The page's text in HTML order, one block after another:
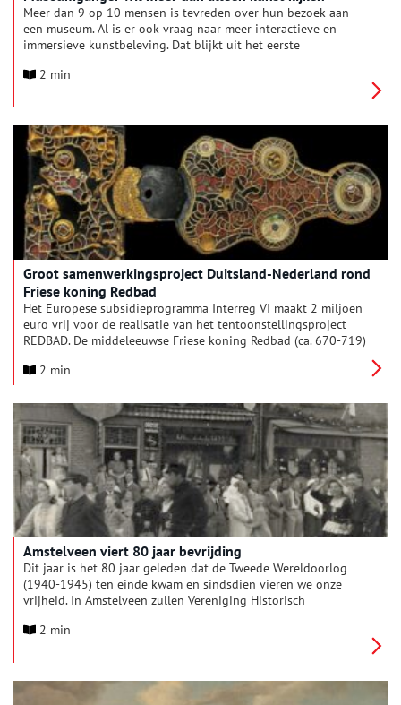
Meer dan 9 op 10 mensen is tevreden over hun bezoek aan
een museum. Al is er ook vraag naar meer interactieve en
immersieve kunstbeleving. Dat blijkt uit het eerste
publiekstevredenheid van musea. De studie is een
2 min
Groot samenwerkingsproject Duitsland-Nederland rond
Friese koning Redbad
Het Europese subsidieprogramma Interreg VI maakt 2 miljoen
euro vrij voor de realisatie van het tentoonstellingsproject
REDBAD. De middeleeuwse Friese koning Redbad (ca. 670-719)
Leeuwarden en Emden (Duitsland), in educatieprogramma’s in
publieksboek en in een ‘role playing game’.
2 min
Amstelveen viert 80 jaar bevrijding
Dit jaar is het 80 jaar geleden dat de Tweede Wereldoorlog
(1940-1945) ten einde kwam en sindsdien vieren we onze
vrijheid. In Amstelveen zullen Vereniging Historisch
de bezetting’) bij dit belangrijke jubileum stilstaan met een
2 min